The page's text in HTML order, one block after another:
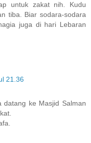
untuk zakat nih. Kudu
tiba. Biar sodara-sodara
juga di hari Lebaran
21.36
datang ke Masjid Salman